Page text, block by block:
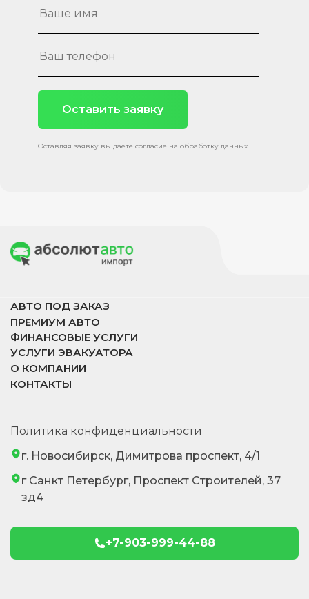
Оставить заявку
Оставляя заявку вы даете согласие на обработку данных
АВТО ПОД ЗАКАЗ
ПРЕМИУМ АВТО
ФИНАНСОВЫЕ УСЛУГИ
УСЛУГИ ЭВАКУАТОРА
О КОМПАНИИ
КОНТАКТЫ
Политика конфиденциальности
г. Новосибирск, Димитрова проспект, 4/1
г Санкт Петербург, Проспект Строителей, 37
зд4
+7-903-999-44-88